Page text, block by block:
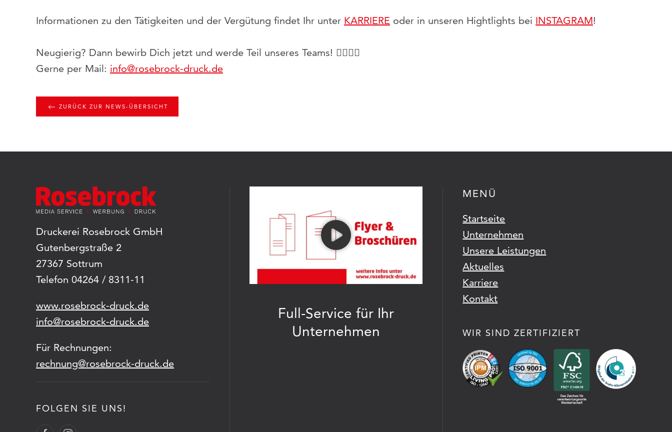
Informationen zu den Tätigkeiten und der Vergütung findet Ihr unter KARRIERE oder in unseren Hightlights bei INSTAGRAM!
Neugierig? Dann bewirb Dich jetzt und werde Teil unseres Teams! 🙋‍♂️🙋‍♀️
Gerne per Mail: info@rosebrock-druck.de
ZURÜCK ZUR NEWS-ÜBERSICHT
Druckerei Rosebrock GmbH
Gutenbergstraße 2
27367 Sottrum
Telefon 04264 / 8311-11
www.rosebrock-druck.de
info@rosebrock-druck.de
Für Rechnungen:
rechnung@rosebrock-druck.de
FOLGEN SIE UNS!
Full-Service für Ihr
Unternehmen
MENÜ
Startseite
Unternehmen
Unsere Leistungen
Aktuelles
Karriere
Kontakt
WIR SIND ZERTIFIZIERT